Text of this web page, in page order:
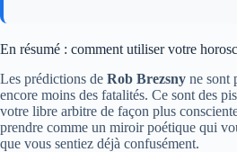
En résumé : comment utiliser votre
Les prédictions de Rob Brezsny ne sont
encore moins des fatalités. Ce sont des
votre libre arbitre de façon plus
prendre comme un miroir poétique qui
que vous sentiez déjà confusément.